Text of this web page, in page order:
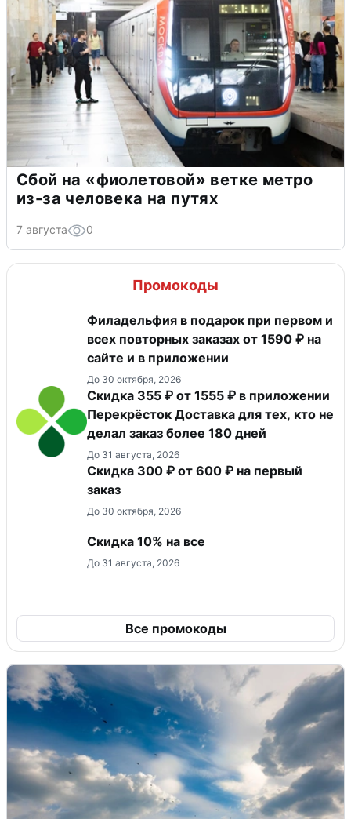
Сбой на «фиолетовой» ветке метро
из-за человека на путях
7 августа 0
Промокоды
Филадельфия в подарок при первом и
всех повторных заказах от 1590 ₽ на
сайте и в приложении
До 30 октября, 2026
Скидка 355 ₽ от 1555 ₽ в приложении
Перекрёсток Доставка для тех, кто не
делал заказ более 180 дней
До 31 августа, 2026
Скидка 300 ₽ от 600 ₽ на первый
заказ
До 30 октября, 2026
Скидка 10% на все
До 31 августа, 2026
Все промокоды